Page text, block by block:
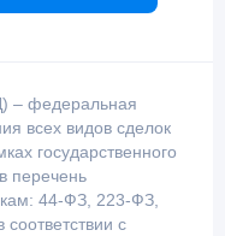
– федеральная
всех видов сделок
государственного
перечень
44-ФЗ, 223-ФЗ,
с